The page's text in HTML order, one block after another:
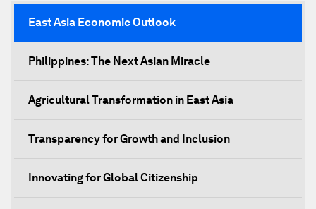
East Asia Economic Outlook
Philippines: The Next Asian Miracle
Agricultural Transformation in East Asia
Transparency for Growth and Inclusion
Innovating for Global Citizenship